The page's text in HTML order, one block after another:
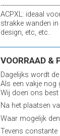
ACPXL: ideaal
strakke wanden
design, etc, etc..
VOORRAAD &
Dagelijks wordt
Als een vakje nog
Wij doen ons
Na het plaatsen
Waar mogelijk
Tevens constante